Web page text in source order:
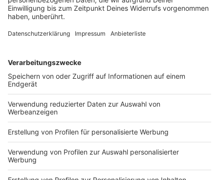
Saisontore.
Der Abstand auf das rettende Ufer beträgt derzeit
zwei Punkte. Ziel der Fortuna sollte es sein, in den
direkten Duellen die nötigen Siege einzufahren, die am
Ende für den Klassenerhalt reichen sollen. Für Funkel
geht es zudem darum, die Offensive variabler zu
gestalten, sodass nicht alle Last auf Goalgetter
Hennings liegt.
Anzeige